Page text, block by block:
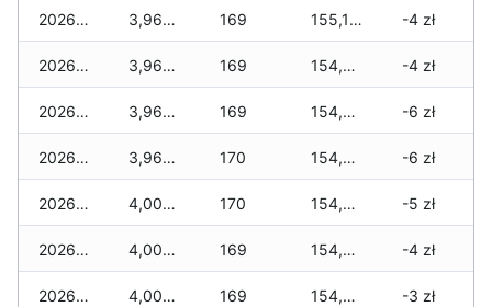
2026-07-28 3,964 zł 169 155,111 zł -4 zł
2026-07-27 3,964 zł 169 154,977 zł -4 zł
2026-07-26 3,964 zł 169 154,949 zł -6 zł
2026-07-24 3,964 zł 170 154,663 zł -6 zł
2026-07-23 4,000 zł 170 154,603 zł -5 zł
2026-07-22 4,000 zł 169 154,411 zł -4 zł
2026-07-21 4,000 zł 169 154,243 zł -3 zł